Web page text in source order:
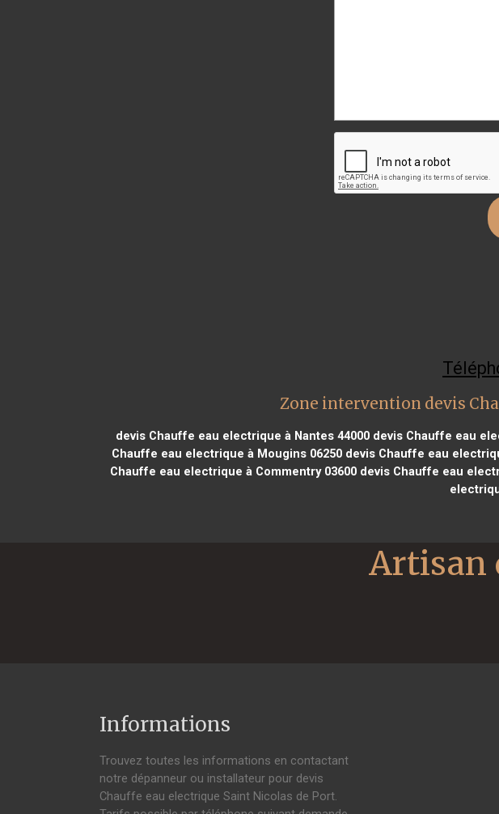
Zone intervention devis
devis Chauffe eau electrique à Nantes 44000 devis Chauffe eau
Chauffe eau electrique à Mougins 06250devis Chauffe eau
Chauffe eau electrique à Commentry 03600devis Chauffe eau
Informations
Trouvez toutes les informations en contactant
notre dépanneur ou installateur pour devis
Chauffe eau electrique Saint Nicolas de Port.
Artisan